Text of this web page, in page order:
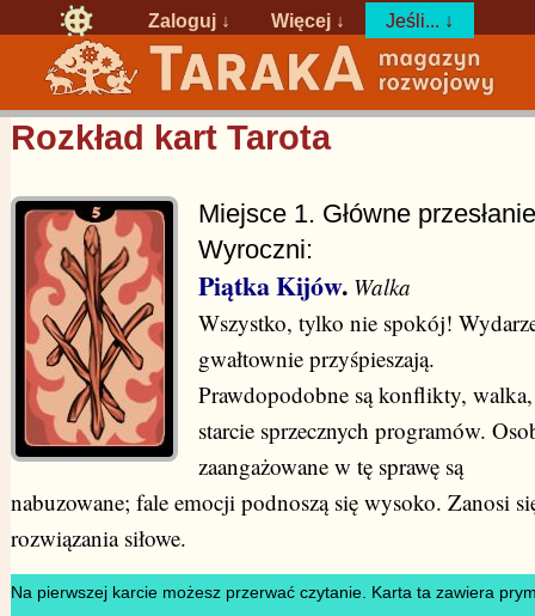
Zaloguj ↓ Więcej ↓ Jeśli... ↓
Rozkład kart Tarota
Miejsce 1. Główne przesłanie
Wyroczni:
Piątka Kijów. Walka
Wszystko, tylko nie spokój!
gwałtownie przyśpieszają.
Prawdopodobne są konflikty, walka,
starcie sprzecznych programów.
zaangażowane w tę sprawę są
nabuzowane; fale emocji podnoszą się wysoko. Zanosi
rozwiązania siłowe.
Na pierwszej karcie możesz przerwać czytanie. Karta ta zawiera